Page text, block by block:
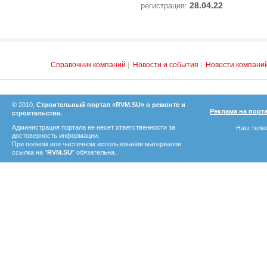
регистрация: 28.04.22
Справочник компаний Новости и события Новости
© 2010, Строительный портал «RVM.SU» о ремонте и
строительстве.
Администрация портала не несет ответственности за
достоверность информации.
При полном или частичном использовании материалов
ссылка на "RVM.SU" обязательна.
Реклама на
Наш